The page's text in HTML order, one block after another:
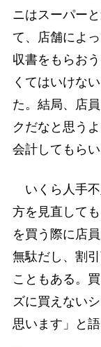
ニはスーパー
て、店舗によ
収書をもらお
くてはいけな
た。結局、店
クだなと思う
会計してもらい
いくら人手不
方を見直して
を買う際に店
無駄だし、割
こともある。
ズに買えない
思います」と語